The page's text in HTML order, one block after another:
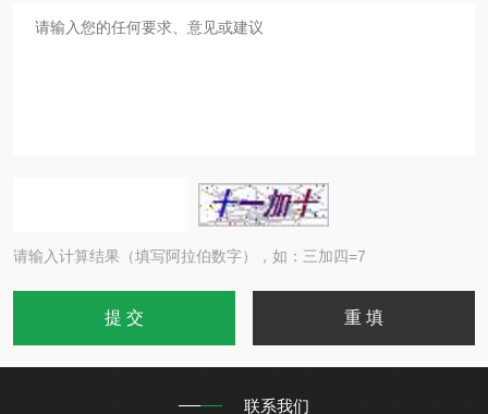
请输入计算结果（填写阿拉伯数字），如：三加四=7
联系我们